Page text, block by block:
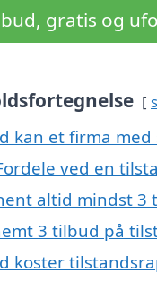
gratis og
kan et firma
ved en
altid mindst 3
3 tilbud på
koster